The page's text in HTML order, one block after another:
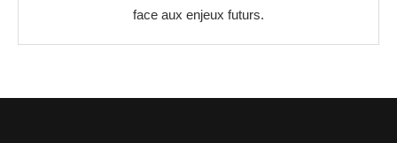
face aux enjeux futurs.